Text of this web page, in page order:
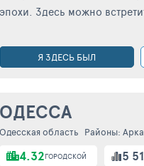
эпохи. Здесь можно
Я ЗДЕСЬ БЫЛ
ОДЕССА
Одесская область Районы:
4.32ГОРОДСКОЙ 5